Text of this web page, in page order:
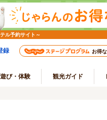
ル予約サイト～
録 お得
遊び・体験 観光ガイド